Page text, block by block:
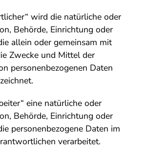
wird die natürliche oder
Behörde, Einrichtung oder
allein oder gemeinsam mit
Zwecke und Mittel der
personenbezogenen Daten
eine natürliche oder
Behörde, Einrichtung oder
personenbezogene Daten im
verarbeitet.